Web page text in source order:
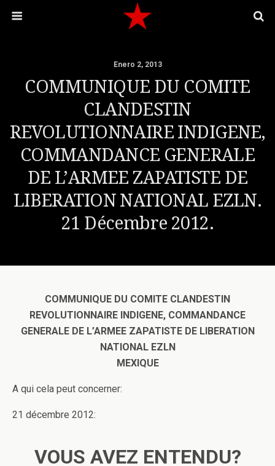
Enero 2, 2013
COMMUNIQUE DU COMITE
CLANDESTIN
REVOLUTIONNAIRE INDIGENE,
COMMANDANCE GENERALE
DE L’ARMEE ZAPATISTE DE
LIBERATION NATIONAL EZLN.
21 Décembre 2012.
COMMUNIQUE DU COMITE CLANDESTIN
REVOLUTIONNAIRE INDIGENE, COMMANDANCE
GENERALE DE L’ARMEE ZAPATISTE DE LIBERATION
NATIONAL EZLN
MEXIQUE
A qui cela peut concerner:
21 décembre 2012:
VOUS AVEZ ENTENDU?